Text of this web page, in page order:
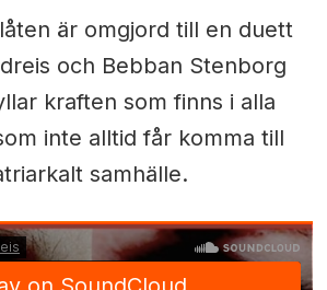
är omgjord till en duett
och Bebban Stenborg
kraften som finns i alla
inte alltid får komma till
samhälle.